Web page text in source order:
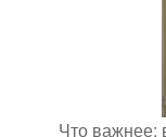
Что важнее: